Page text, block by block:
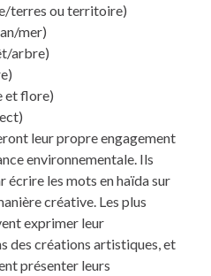
terres ou territoire)
mer)
arbre)
et flore)
leur propre engagement
environnementale. Ils
écrire les mots en haïda sur
créative. Les plus
exprimer leur
des créations artistiques, et
présenter leurs